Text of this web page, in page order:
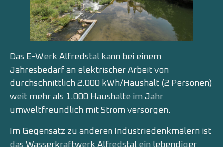
Das E-Werk Alfredstal kann bei einem
Jahresbedarf an elektrischer Arbeit von
durchschnittlich 2.000 kWh/Haushalt (2 Personen)
weit mehr als 1.000 Haushalte im Jahr
umweltfreundlich mit Strom versorgen.
Im Gegensatz zu anderen Industriedenkmälern ist
das Wasserkraftwerk Alfredstal ein lebendiger